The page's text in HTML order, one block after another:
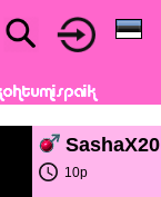
SashaX20
10p